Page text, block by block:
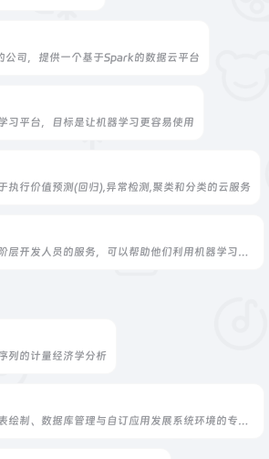
公司，提供一个基于Spark的数据云平台
习平台，目标是让机器学习更容易使用
执行价值预测(回归),异常检测,聚类和分类的云服务
一项面向各个水平阶层开发人员的服务，可以帮助他们利用机器学习技术
列的计量经济学分析
整合数据分析、图表绘制、数据库管理与自订应用发展系统环境的专业软件